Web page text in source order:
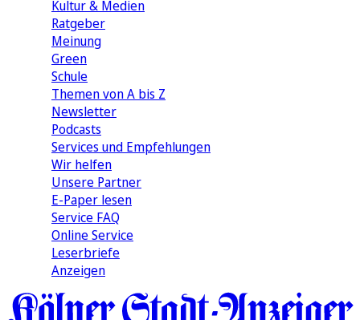
Kultur & Medien
Ratgeber
Meinung
Green
Schule
Themen von A bis Z
Newsletter
Podcasts
Services und Empfehlungen
Wir helfen
Unsere Partner
E-Paper lesen
Service FAQ
Online Service
Leserbriefe
Anzeigen